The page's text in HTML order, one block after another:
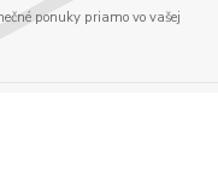
ponuky priamo vo vašej